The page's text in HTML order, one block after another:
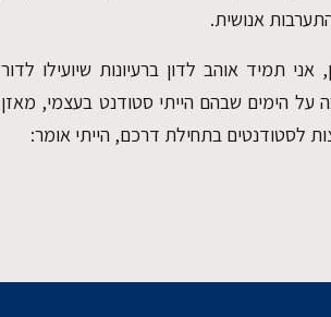
אנושית.
תמיד אוהב לדון ברעיונות שיועילו לדור
על הימים שבהם הייתי סטודנט בעצמי, מאזן
לסטודנטים בתחילת דרכם, הייתי אומר: